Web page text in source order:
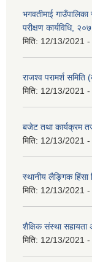
भगवतीमाई
परीक्षण कार्यविधि,
मिति: 12/13/2021
राजश्व परामर्श समिति
मिति: 12/13/2021 -
बजेट तथा कार्यक्रम
मिति: 12/13/2021
स्थानीय लैङ्गिक हिंसा
मिति: 12/13/2021 -
शैक्षिक संस्था सहायता
मिति: 12/13/2021